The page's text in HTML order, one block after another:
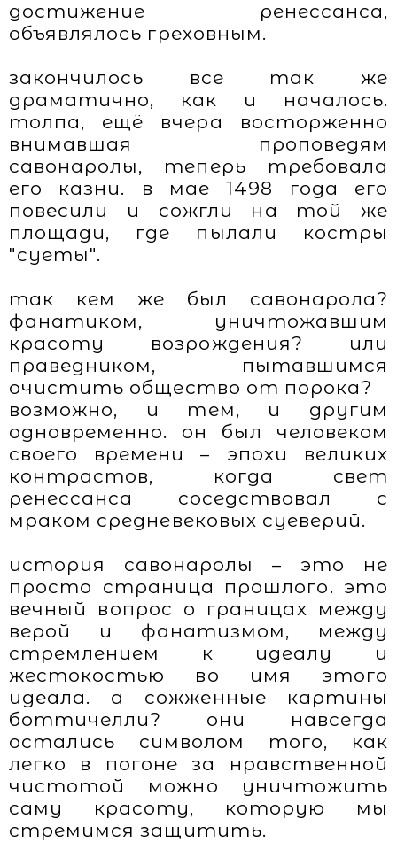
достижение ренессанса,
объявлялось греховным.
закончилось все так же
драматично, как и началось.
толпа, ещё вчера восторженно
внимавшая проповедям
савонаролы, теперь требовала
его казни. в мае 1498 года его
повесили и сожгли на той же
площади, где пылали костры
"суеты".
так кем же был савонарола?
фанатиком, уничтожавшим
красоту возрождения? или
праведником, пытавшимся
очистить общество от порока?
возможно, и тем, и другим
одновременно. он был человеком
своего времени – эпохи великих
контрастов, когда свет
ренессанса соседствовал с
мраком средневековых суеверий.
история савонаролы – это не
просто страница прошлого. это
вечный вопрос о границах между
верой и фанатизмом, между
стремлением к идеалу и
жестокостью во имя этого
идеала. а сожженные картины
боттичелли? они навсегда
остались символом того, как
легко в погоне за нравственной
чистотой можно уничтожить
саму красоту, которую мы
стремимся защитить.